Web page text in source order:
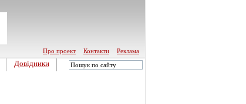
Про проект
Контакти Реклама
Довідники